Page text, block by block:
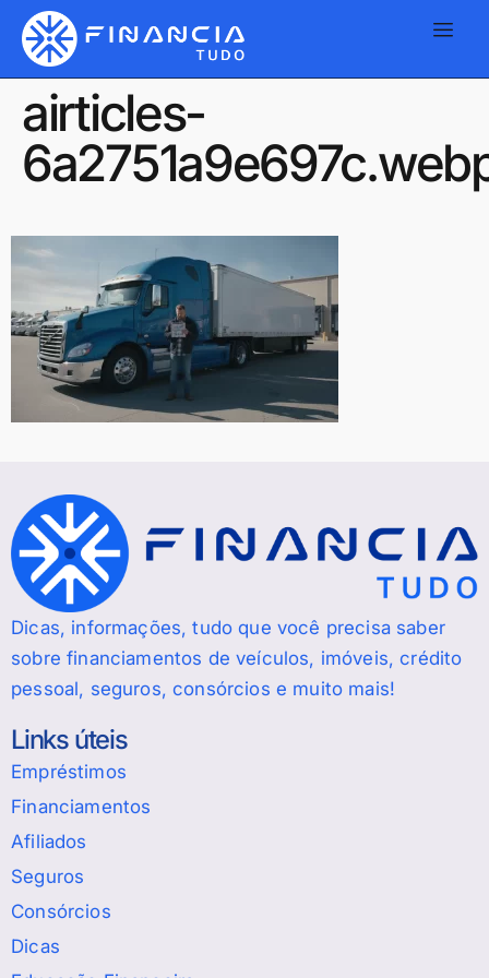
airticles-
Dicas, informações, tudo que você precisa saber
sobre financiamentos de veículos, imóveis, crédito
pessoal, seguros, consórcios e muito mais!
Links úteis
Empréstimos
Financiamentos
Afiliados
Seguros
Consórcios
Dicas